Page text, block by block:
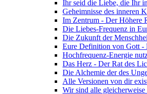
Ihr seid die Liebe, die Ihr
Geheimnisse des inneren
Im Zentrum - Der Höhere
Die Liebes-Frequenz in
Die Zukunft der
Eure Definition von Gott -
Hochfrequenz-Energie
Das Herz - Der Rat des
Die Alchemie der des
Alle Versionen von dir
Wir sind alle